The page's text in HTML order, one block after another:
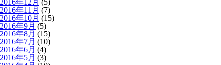
2016年12月 (5)
2016年11月 (7)
2016年10月 (15)
2016年9月 (5)
2016年8月 (15)
2016年7月 (10)
2016年6月 (4)
2016年5月 (3)